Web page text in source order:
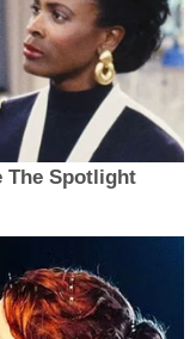
The Spotlight